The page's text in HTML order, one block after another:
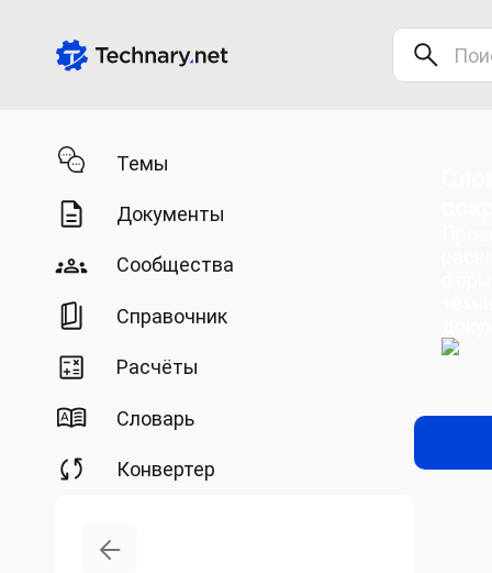
Темы
Документы
Сообщества
Справочник
Расчёты
Словарь
Конвертер